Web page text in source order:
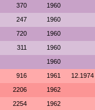
370 1960
247 1960
720 1960
311 1960
1960
916 1961 12.1974
2206 1962
2254 1962